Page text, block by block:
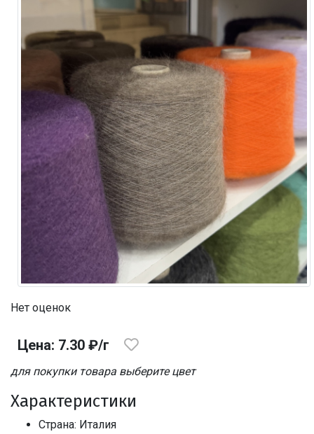
Нет оценок
Цена: 7.30 ₽/г
для покупки товара выберите цвет
Характеристики
Страна: Италия